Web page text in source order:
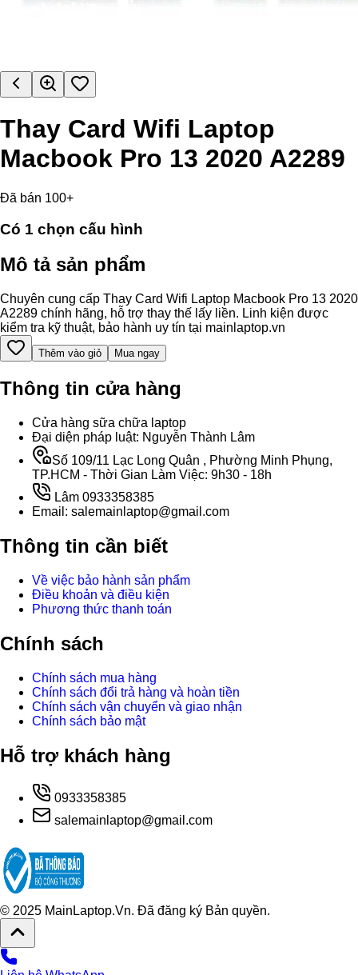
Thay Card Wifi Laptop
Macbook Pro 13 2020 A2289
Đã bán 100+
Có 1 chọn cấu hình
Mô tả sản phẩm
Chuyên cung cấp Thay Card Wifi Laptop Macbook Pro 13 2020
A2289 chính hãng, hỗ trợ thay thế lấy liền. Linh kiện được
kiểm tra kỹ thuật, bảo hành uy tín tại mainlaptop.vn
Thêm vào giỏ Mua ngay
Thông tin cửa hàng
Cửa hàng sữa chữa laptop
Đại diện pháp luật: Nguyễn Thành Lâm
Số 109/11 Lạc Long Quân , Phường Minh Phụng,
TP.HCM - Thời Gian Làm Việc: 9h30 - 18h
Lâm 0933358385
Email: salemainlaptop@gmail.com
Thông tin cần biết
Về việc bảo hành sản phẩm
Điều khoản và điều kiện
Phương thức thanh toán
Chính sách
Chính sách mua hàng
Chính sách đổi trả hàng và hoàn tiền
Chính sách vận chuyển và giao nhận
Chính sách bảo mật
Hỗ trợ khách hàng
0933358385
salemainlaptop@gmail.com
© 2025 MainLaptop.Vn. Đã đăng ký Bản quyền.